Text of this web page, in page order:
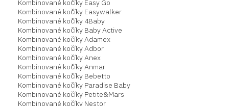
Kombinované kočíky Easy Go
Kombinované kočíky Easywalker
Kombinované kočíky 4Baby
Kombinované kočíky Baby Active
Kombinované kočíky Adamex
Kombinované kočíky Adbor
Kombinované kočíky Anex
Kombinované kočíky Anmar
Kombinované kočíky Bebetto
Kombinované kočíky Paradise Baby
Kombinované kočíky Petite&Mars
Kombinované kočíky Nestor